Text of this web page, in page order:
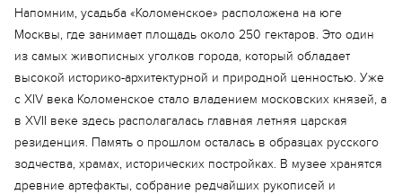
Напомним, усадьба «Коломенское» расположена на юге
Москвы, где занимает площадь около 250 гектаров. Это один
из самых живописных уголков города, который обладает
высокой историко-архитектурной и природной ценностью. Уже
с XIV века Коломенское стало владением московских князей, а
в XVII веке здесь располагалась главная летняя царская
резиденция. Память о прошлом осталась в образцах русского
зодчества, храмах, исторических постройках. В музее хранятся
древние артефакты, собрание редчайших рукописей и